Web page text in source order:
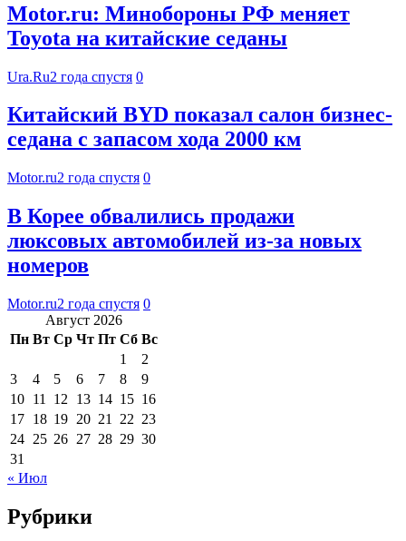
Motor.ru: Минобороны РФ меняет
Toyota на китайские седаны
Ura.Ru2 года спустя 0
Китайский BYD показал салон бизнес-
седана с запасом хода 2000 км
Motor.ru2 года спустя 0
В Корее обвалились продажи
люксовых автомобилей из-за новых
номеров
Motor.ru2 года спустя 0
Август 2026
Пн Вт Ср Чт Пт Сб Вс
1
2
3
4 5 6 7 8
9
10 11 12 13 14 15 16
17 18 19 20 21 22 23
24 25 26 27 28 29 30
31
« Июл
Рубрики